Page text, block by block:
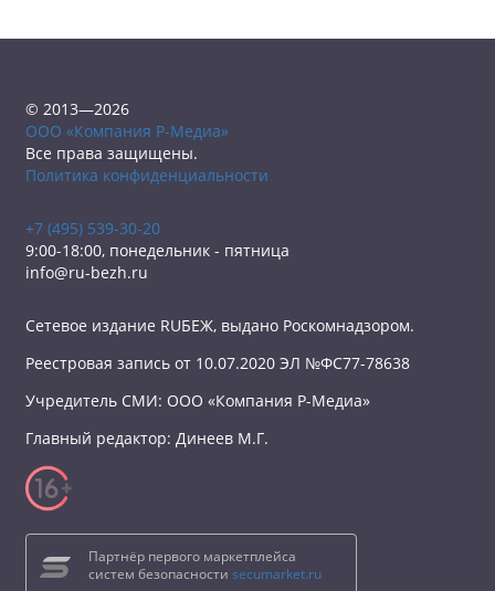
© 2013—2026
ООО «Компания Р-Медиа»
Все права защищены.
Политика конфиденциальности
+7 (495) 539-30-20
9:00-18:00, понедельник - пятница
info@ru-bezh.ru
Сетевое издание RUБЕЖ, выдано Роскомнадзором.
Реестровая запись от 10.07.2020 ЭЛ №ФС77-78638
Учредитель СМИ: ООО «Компания Р-Медиа»
Главный редактор: Динеев М.Г.
Партнёр первого маркетплейса
систем безопасности secumarket.ru